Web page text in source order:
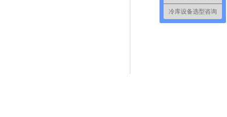
冷库设备选型咨询